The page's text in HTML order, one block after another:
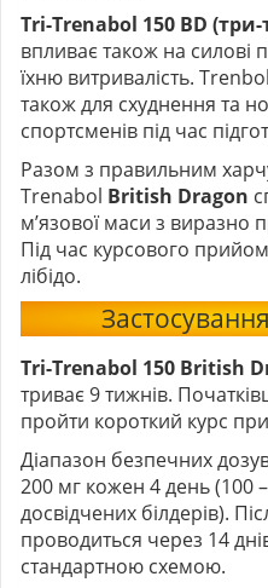
Tri-Trenabol 150 BD
впливає також на силові
їхню витривалість.
також для схуднення та
спортсменів під час
Разом з правильним
Trenabol British Dragon
м’язової маси з
Під час курсового
лібідо.
Tri-Trenabol 150 British
триває 9 тижнів.
пройти короткий курс
Діапазон безпечних
200 мг кожен 4 день (100
досвідчених білдерів).
проводиться через 14
стандартною схемою.